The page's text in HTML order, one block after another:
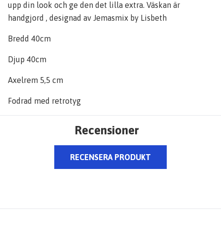
upp din look och ge den det lilla extra. Väskan är
handgjord , designad av Jemasmix by Lisbeth
Bredd 40cm
Djup 40cm
Axelrem 5,5 cm
Fodrad med retrotyg
Recensioner
RECENSERA PRODUKT